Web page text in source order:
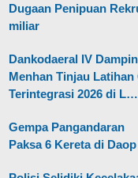
Dugaan Penipuan
miliar
Dankodaeral IV
Menhan Tinjau Latihan
Terintegrasi 2026 di L…
Gempa Pangandaran
Paksa 6 Kereta di